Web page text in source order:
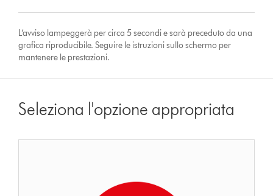
L’avviso lampeggerà per circa 5 secondi e sarà preceduto da una
grafica riproducibile. Seguire le istruzioni sullo schermo per
mantenere le prestazioni.
Seleziona l'opzione appropriata